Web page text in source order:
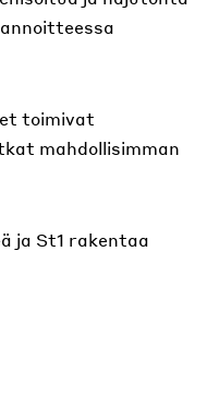
toimivat
mahdollisimman
ja St1 rakentaa